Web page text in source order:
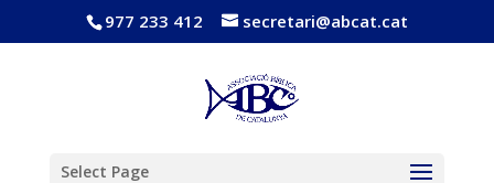
977 233 412 secretari@abcat.cat
Select Page